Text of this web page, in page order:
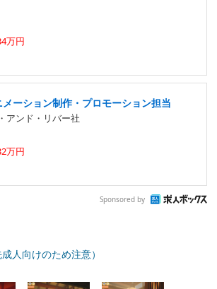
万円
メーション制作・プロモーション担当
アンド・リバー社
万円
Sponsored by
人向けのため注意）